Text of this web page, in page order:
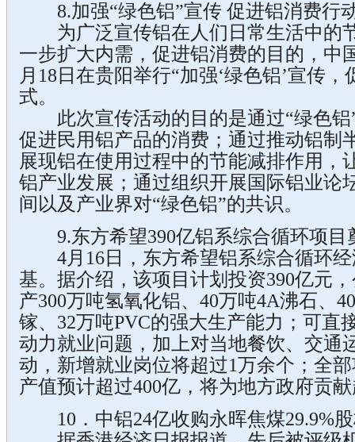
8.加强“绿色铝”宣传 促进铝消费行
为广泛宣传铝在人们日常生活中的
一步扩大内需，促进铝消费的目的，中
月18日在贵阳举行“加强‘绿色铝’宣传
式。
此次宣传活动的目的是通过“绿色铝
促进民用铝产品的消费；通过推动铝制
展现铝在使用过程中的节能减排作用，
铝产业发展；通过组织开展国际铝业论
间以及产业界对“绿色铝”的共识。
9.东方希望390亿铝系综合循环项目
4月16日，东方希望铝系综合循环经
基。据介绍，该项目计划投资390亿元
产300万吨氢氧化铝、40万吨4A沸石、
镓、32万吨PVC的强大生产能力；可直
动力就业问题，加上对当地餐饮、交通
动，新增就业岗位将超过1万余个；全
产值预计超过400亿，将为地方政府贡
10．中铝24亿收购永晖焦煤29.9%